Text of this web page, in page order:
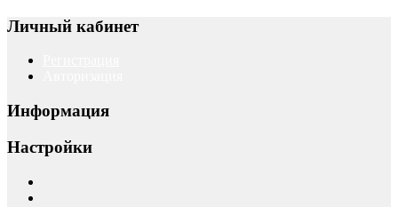
Личный кабинет
Информация
Настройки